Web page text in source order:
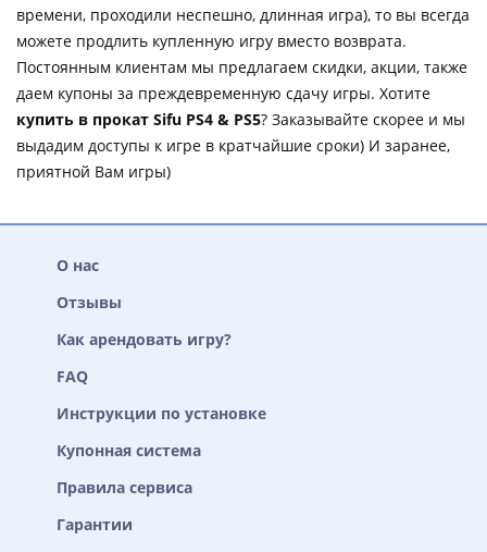
времени, проходили неспешно, длинная игра), то вы всегда
можете продлить купленную игру вместо возврата.
Постоянным клиентам мы предлагаем скидки, акции, также
даем купоны за преждевременную сдачу игры. Хотите
купить в прокат Sifu PS4 & PS5? Заказывайте скорее и мы
выдадим доступы к игре в кратчайшие сроки) И заранее,
приятной Вам игры)
О нас
Отзывы
Как арендовать игру?
FAQ
Инструкции по установке
Купонная система
Правила сервиса
Гарантии